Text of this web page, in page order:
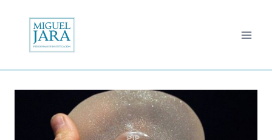
contenido